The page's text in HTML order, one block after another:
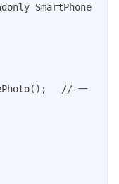
SmartPhone
( ) ;
// 一